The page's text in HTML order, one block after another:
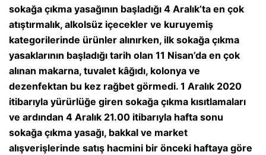
sokağa çıkma yasağının başladığı 4 Aralık’ta en çok
atıştırmalık, alkolsüz içecekler ve kuruyemiş
kategorilerinde ürünler alınırken, ilk sokağa çıkma
yasaklarının başladığı tarih olan 11 Nisan’da en çok
alınan makarna, tuvalet kâğıdı, kolonya ve
dezenfektan bu kez rağbet görmedi. 1 Aralık 2020
itibarıyla yürürlüğe giren sokağa çıkma kısıtlamaları
ve ardından 4 Aralık 21.00 itibarıyla hafta sonu
sokağa çıkma yasağı, bakkal ve market
alışverişlerinde satış hacmini bir önceki haftaya göre